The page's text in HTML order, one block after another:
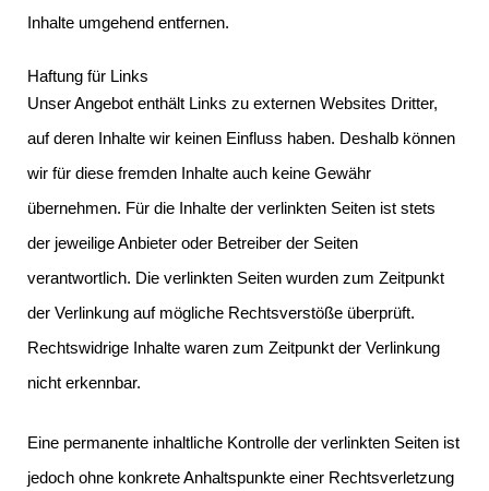
Inhalte umgehend entfernen.
Haftung für Links
Unser Angebot enthält Links zu externen Websites Dritter,
auf deren Inhalte wir keinen Einfluss haben. Deshalb können
wir für diese fremden Inhalte auch keine Gewähr
übernehmen. Für die Inhalte der verlinkten Seiten ist stets
der jeweilige Anbieter oder Betreiber der Seiten
verantwortlich. Die verlinkten Seiten wurden zum Zeitpunkt
der Verlinkung auf mögliche Rechtsverstöße überprüft.
Rechtswidrige Inhalte waren zum Zeitpunkt der Verlinkung
nicht erkennbar.
Eine permanente inhaltliche Kontrolle der verlinkten Seiten ist
jedoch ohne konkrete Anhaltspunkte einer Rechtsverletzung